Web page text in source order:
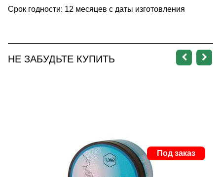
Срок годности: 12 месяцев с даты изготовления
НЕ ЗАБУДЬТЕ КУПИТЬ
Под заказ